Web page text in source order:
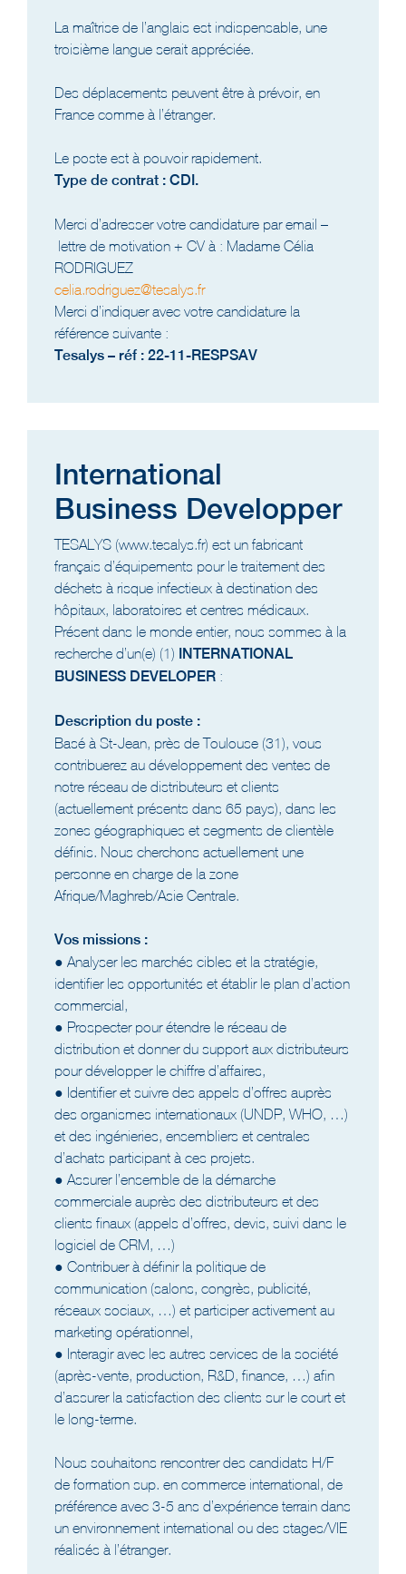
La maîtrise de l’anglais est indispensable, une
troisième langue serait appréciée.
Des déplacements peuvent être à prévoir, en
France comme à l’étranger.
Le poste est à pouvoir rapidement.
Type de contrat : CDI.
Merci d’adresser votre candidature par email –
lettre de motivation + CV à : Madame Célia
RODRIGUEZ
celia.rodriguez@tesalys.fr
Merci d’indiquer avec votre candidature la
référence suivante :
Tesalys – réf : 22-11-RESPSAV
International
Business Developper
TESALYS (www.tesalys.fr) est un fabricant
français d’équipements pour le traitement des
déchets à risque infectieux à destination des
hôpitaux, laboratoires et centres médicaux.
Présent dans le monde entier, nous sommes à la
recherche d’un(e) (1) INTERNATIONAL
BUSINESS DEVELOPER :
Description du poste :
Basé à St-Jean, près de Toulouse (31), vous
contribuerez au développement des ventes de
notre réseau de distributeurs et clients
(actuellement présents dans 65 pays), dans les
zones géographiques et segments de clientèle
définis. Nous cherchons actuellement une
personne en charge de la zone
Afrique/Maghreb/Asie Centrale.
Vos missions :
● Analyser les marchés cibles et la stratégie,
identifier les opportunités et établir le plan d’action
commercial,
● Prospecter pour étendre le réseau de
distribution et donner du support aux distributeurs
pour développer le chiffre d’affaires,
● Identifier et suivre des appels d’offres auprès
des organismes internationaux (UNDP, WHO, …)
et des ingénieries, ensembliers et centrales
d’achats participant à ces projets.
● Assurer l’ensemble de la démarche
commerciale auprès des distributeurs et des
clients finaux (appels d’offres, devis, suivi dans le
logiciel de CRM, …)
● Contribuer à définir la politique de
communication (salons, congrès, publicité,
réseaux sociaux, …) et participer activement au
marketing opérationnel,
● Interagir avec les autres services de la société
(après-vente, production, R&D, finance, …) afin
d’assurer la satisfaction des clients sur le court et
le long-terme.
Nous souhaitons rencontrer des candidats H/F
de formation sup. en commerce international, de
préférence avec 3-5 ans d’expérience terrain dans
un environnement international ou des stages/VIE
réalisés à l’étranger.